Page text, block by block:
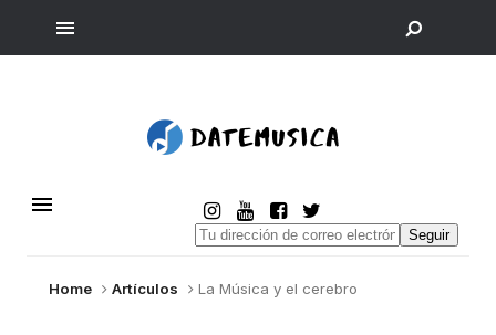
Seguir
Home Artículos La Música y el cerebro